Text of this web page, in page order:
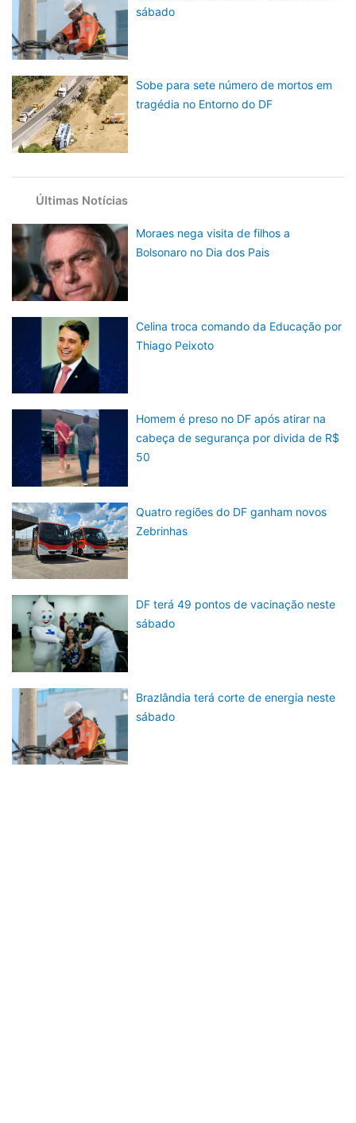
sábado
Sobe para sete número de mortos em
tragédia no Entorno do DF
Últimas Notícias
Moraes nega visita de filhos a
Bolsonaro no Dia dos Pais
Celina troca comando da Educação por
Thiago Peixoto
Homem é preso no DF após atirar na
cabeça de segurança por divida de R$
50
Quatro regiões do DF ganham novos
Zebrinhas
DF terá 49 pontos de vacinação neste
sábado
Brazlândia terá corte de energia neste
sábado